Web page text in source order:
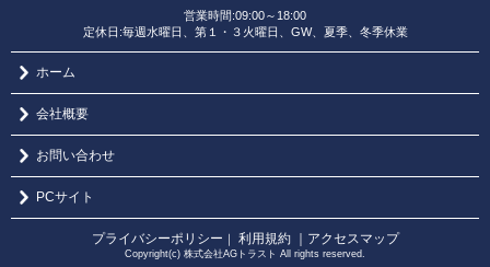
営業時間:09:00～18:00
定休日:毎週水曜日、第１・３火曜日、GW、夏季、冬季休業
ホーム
会社概要
お問い合わせ
PCサイト
プライバシーポリシー 利用規約 ｜アクセスマップ
Copyright(c) 株式会社AGトラスト All rights reserved.